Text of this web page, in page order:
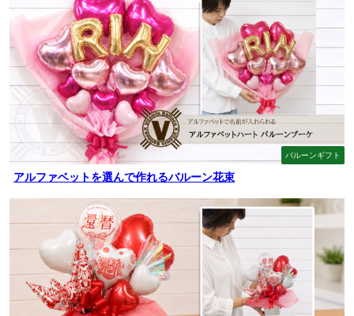
バルーンギフト
アルファベットを選んで作れるバルーン花束